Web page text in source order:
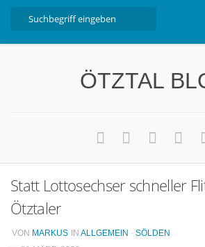
Nützliche Informationen
Free W-LAN Verzeichnis Ötztal
Kostenloser Bustransfer ins
ÖTZTAL
Statt Lottosechser schneller
Ötztaler
VON MARKUS IN ALLGEMEIN · SÖLDEN